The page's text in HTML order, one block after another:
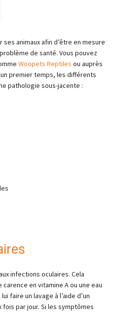
animaux afin d’être en mesure
de santé. Vous pouvez
Woopets Reptiles ou auprès
premier temps, les différents
pathologie sous-jacente :
infections oculaires. Cela
en vitamine A ou une eau
faire un lavage à l’aide d’un
par jour. Si les symptômes